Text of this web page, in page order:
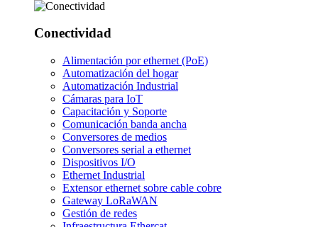
Conectividad
Alimentación por ethernet (PoE)
Automatización del hogar
Automatización Industrial
Cámaras para IoT
Capacitación y Soporte
Comunicación banda ancha
Conversores de medios
Conversores serial a ethernet
Dispositivos I/O
Ethernet Industrial
Extensor ethernet sobre cable cobre
Gateway LoRaWAN
Gestión de redes